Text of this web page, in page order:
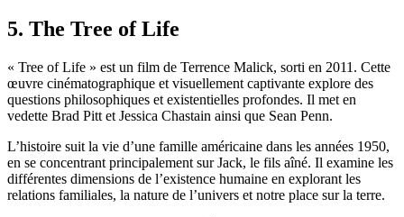
5. The Tree of Life
« Tree of Life » est un film de Terrence Malick, sorti en 2011. Cette
œuvre cinématographique et visuellement captivante explore des
questions philosophiques et existentielles profondes. Il met en
vedette Brad Pitt et Jessica Chastain ainsi que Sean Penn.
L’histoire suit la vie d’une famille américaine dans les années 1950,
en se concentrant principalement sur Jack, le fils aîné. Il examine les
différentes dimensions de l’existence humaine en explorant les
relations familiales, la nature de l’univers et notre place sur la terre.